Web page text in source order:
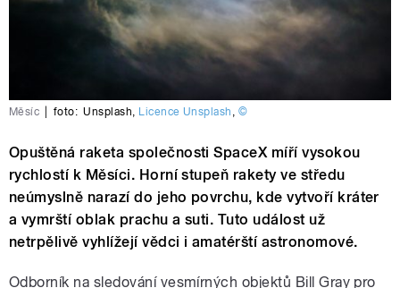
Měsíc foto: Unsplash, Licence Unsplash , ©
Opuštěná raketa společnosti SpaceX míří vysokou
rychlostí k Měsíci. Horní stupeň rakety ve středu
neúmyslně narazí do jeho povrchu, kde vytvoří kráter
a vymrští oblak prachu a suti. Tuto událost už
netrpělivě vyhlížejí vědci i amatérští astronomové.
Odborník na sledování vesmírných objektů Bill Gray pro